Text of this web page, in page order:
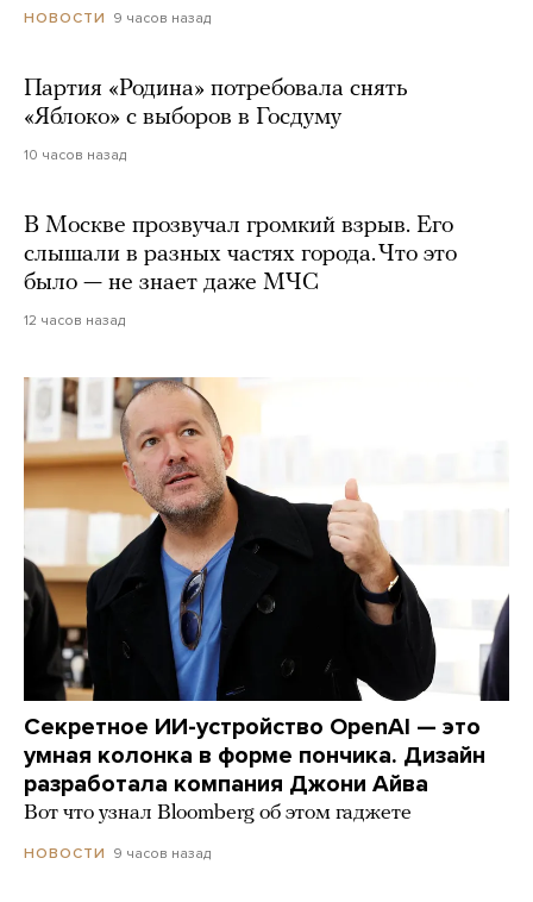
НОВОСТИ 9 часов назад
Партия «Родина» потребовала снять
«Яблоко» с выборов в Госдуму
10 часов назад
В Москве прозвучал громкий взрыв. Его
слышали в разных частях города. Что это
было — не знает даже МЧС
12 часов назад
Секретное ИИ-устройство OpenAI — это
умная колонка в форме пончика. Дизайн
разработала компания Джони Айва
Вот что узнал Bloomberg об этом гаджете
НОВОСТИ 9 часов назад